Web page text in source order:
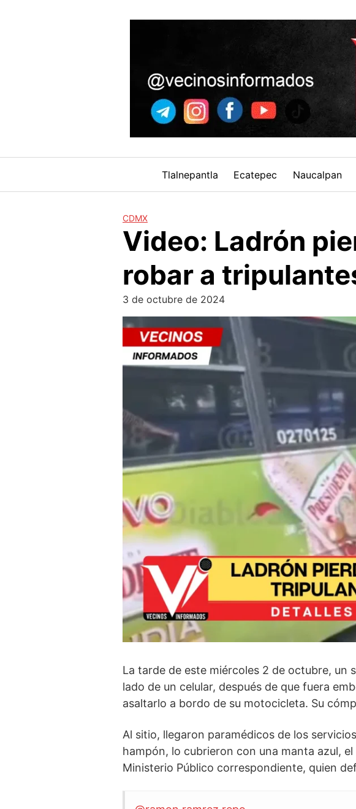
Tlalnepantla Ecatepec Naucalpan
CDMX
Video: Ladrón
robar a
3 de octubre de 2024
La tarde de este miércoles 2 de octubre, un
lado de un celular, después de que fuera
asaltarlo a bordo de su motocicleta. Su
Al sitio, llegaron paramédicos de los
hampón, lo cubrieron con una manta azul,
Ministerio Público correspondiente, quien